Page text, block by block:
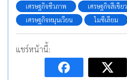
เศรษฐกิจชีวภาพ
เศรษฐกิจสีเขียว
เศรษฐกิจหมุนเวียน
ไมซีเลียม
แชร์หน้านี้: